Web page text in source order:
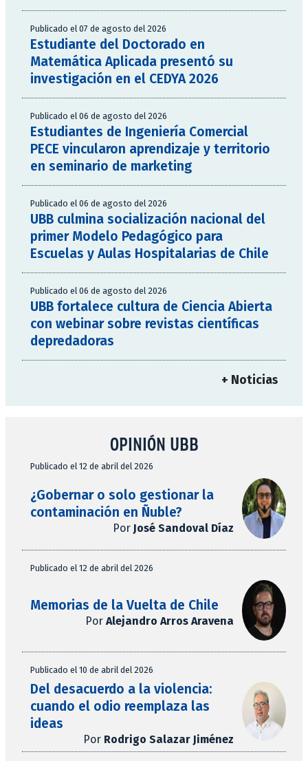
Publicado el 07 de agosto del 2026
Estudiante del Doctorado en
Matemática Aplicada presentó su
investigación en el CEDYA 2026
Publicado el 06 de agosto del 2026
Estudiantes de Ingeniería Comercial
PECE vincularon aprendizaje y territorio
en seminario de marketing
Publicado el 06 de agosto del 2026
UBB culmina socialización nacional del
primer Modelo Pedagógico para
Escuelas y Aulas Hospitalarias de Chile
Publicado el 06 de agosto del 2026
UBB fortalece cultura de Ciencia Abierta
con webinar sobre revistas científicas
depredadoras
+ Noticias
OPINIÓN UBB
Publicado el 12 de abril del 2026
¿Gobernar o solo gestionar la
contaminación en Ñuble?
Por José Sandoval Díaz
Publicado el 12 de abril del 2026
Memorias de la Vuelta de Chile
Por Alejandro Arros Aravena
Publicado el 10 de abril del 2026
Del desacuerdo a la violencia:
cuando el odio reemplaza las
ideas
Por Rodrigo Salazar Jiménez